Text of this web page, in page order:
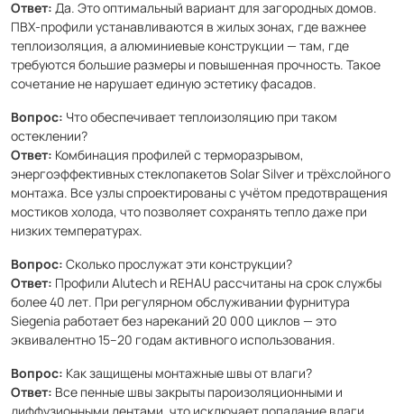
Ответ: Да. Это оптимальный вариант для загородных домов.
ПВХ-профили устанавливаются в жилых зонах, где важнее
теплоизоляция, а алюминиевые конструкции — там, где
требуются большие размеры и повышенная прочность. Такое
сочетание не нарушает единую эстетику фасадов.
Вопрос: Что обеспечивает теплоизоляцию при таком
остеклении?
Ответ: Комбинация профилей с терморазрывом,
энергоэффективных стеклопакетов Solar Silver и трёхслойного
монтажа. Все узлы спроектированы с учётом предотвращения
мостиков холода, что позволяет сохранять тепло даже при
низких температурах.
Вопрос: Сколько прослужат эти конструкции?
Ответ: Профили Alutech и REHAU рассчитаны на срок службы
более 40 лет. При регулярном обслуживании фурнитура
Siegenia работает без нареканий 20 000 циклов — это
эквивалентно 15–20 годам активного использования.
Вопрос: Как защищены монтажные швы от влаги?
Ответ: Все пенные швы закрыты пароизоляционными и